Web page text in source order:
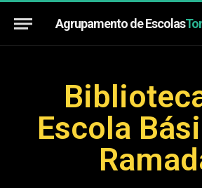
Agrupamento de Escolas
Escola